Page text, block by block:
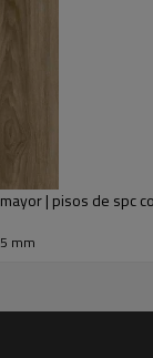
| pisos de spc
mm